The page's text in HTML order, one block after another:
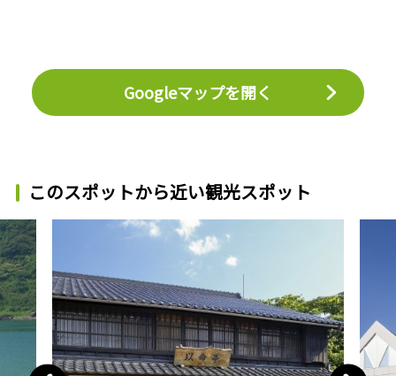
Googleマップを開く
このスポットから近い観光スポット